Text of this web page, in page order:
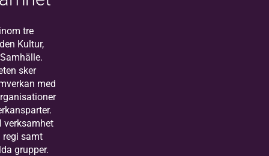
tre
Kultur,
sker
med
verksamhet
regi samt
grupper.